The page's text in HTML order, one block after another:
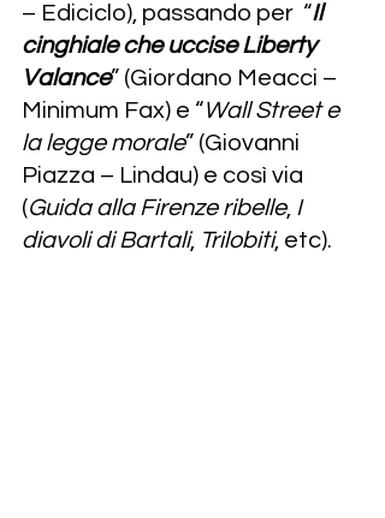
– Ediciclo), passando per  “Il
cinghiale che uccise Liberty
Valance” (Giordano Meacci –
Minimum Fax) e “Wall Street e
la legge morale” (Giovanni
Piazza – Lindau) e così via
(Guida alla Firenze ribelle, I
diavoli di Bartali, Trilobiti, etc).